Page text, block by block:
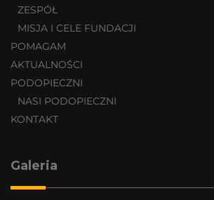
ZESPÓŁ
MISJA I CELE FUNDACJI
POMAGAM
AKTUALNOŚCI
PODOPIECZNI
NASI PODOPIECZNI
KONTAKT
Galeria